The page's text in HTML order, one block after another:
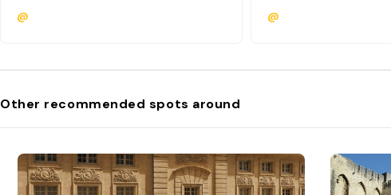
@
par l'accueil. Rien à
@
Other recommended spots around